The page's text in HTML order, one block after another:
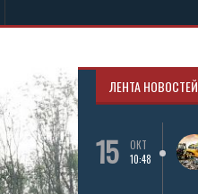
ЛЕНТА НОВОСТЕЙ
15
ОКТ
10:48